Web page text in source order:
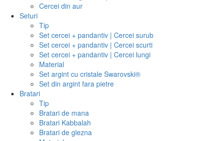
Cercei din aur
Seturi
Tip
Set cercei + pandantiv | Cercei surub
Set cercei + pandantiv | Cercei scurti
Set cercei + pandantiv | Cercei lungi
Material
Set argint cu cristale Swarovski®
Set din argint fara pietre
Bratari
Tip
Bratari de mana
Bratari Kabbalah
Bratari de glezna